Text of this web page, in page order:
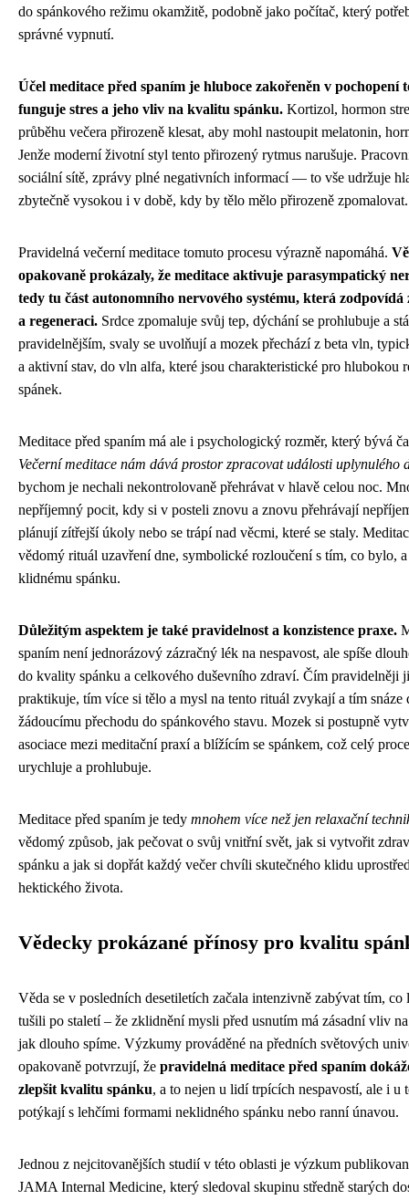
do spánkového režimu okamžitě, podobně jako počítač, který
správné vypnutí.
Účel meditace před spaním je hluboce zakořeněn v pochopení
funguje stres a jeho vliv na kvalitu spánku. Kortizol, hormon
průběhu večera přirozeně klesat, aby mohl nastoupit melatonin,
Jenže moderní životní styl tento přirozený rytmus narušuje.
sociální sítě, zprávy plné negativních informací — to vše udržuje
zbytečně vysokou i v době, kdy by tělo mělo přirozeně zpomalovat.
Pravidelná večerní meditace tomuto procesu výrazně napomáhá.
opakovaně prokázaly, že meditace aktivuje parasympatický
tedy tu část autonomního nervového systému, která zodpovídá
a regeneraci. Srdce zpomaluje svůj tep, dýchání se prohlubuje a
pravidelnějším, svaly se uvolňují a mozek přechází z beta vln,
a aktivní stav, do vln alfa, které jsou charakteristické pro hlubokou
spánek.
Meditace před spaním má ale i psychologický rozměr, který bývá
Večerní meditace nám dává prostor zpracovat události uplynulého
bychom je nechali nekontrolovaně přehrávat v hlavě celou noc.
nepříjemný pocit, kdy si v posteli znovu a znovu přehrávají
plánují zítřejší úkoly nebo se trápí nad věcmi, které se staly.
vědomý rituál uzavření dne, symbolické rozloučení s tím, co bylo,
klidnému spánku.
Důležitým aspektem je také pravidelnost a konzistence praxe.
spaním není jednorázový zázračný lék na nespavost, ale spíše
do kvality spánku a celkového duševního zdraví. Čím pravidelněji
praktikuje, tím více si tělo a mysl na tento rituál zvykají a tím snáze
žádoucímu přechodu do spánkového stavu. Mozek si postupně
asociace mezi meditační praxí a blížícím se spánkem, což celý
urychluje a prohlubuje.
Meditace před spaním je tedy mnohem více než jen relaxační
vědomý způsob, jak pečovat o svůj vnitřní svět, jak si vytvořit
spánku a jak si dopřát každý večer chvíli skutečného klidu
hektického života.
Vědecky prokázané přínosy pro kvalitu
Věda se v posledních desetiletích začala intenzivně zabývat tím,
tušili po staletí – že zklidnění mysli před usnutím má zásadní vliv
jak dlouho spíme. Výzkumy prováděné na předních světových
opakovaně potvrzují, že pravidelná meditace před spaním
zlepšit kvalitu spánku, a to nejen u lidí trpících nespavostí, ale i u
potýkají s lehčími formami neklidného spánku nebo ranní únavou.
Jednou z nejcitovanějších studií v této oblasti je výzkum
JAMA Internal Medicine, který sledoval skupinu středně starých